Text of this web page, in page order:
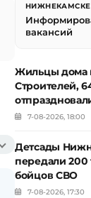
НИЖНЕКАМСКЕ
вакансий
Жильцы дома
Строителей,
7-08-2026, 18:00
Детсады
передали 200
бойцов СВО
7-08-2026, 17:30